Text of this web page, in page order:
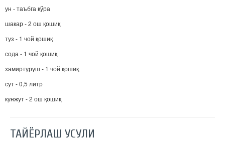
ун - таъбга кўра
шакар - 2 ош қошиқ
туз - 1 чой қошиқ
сода - 1 чой қошиқ
хамиртуруш - 1 чой қошиқ
сут - 0,5 литр
кунжут - 2 ош қошиқ
ТАЙЁРЛАШ УСУЛИ